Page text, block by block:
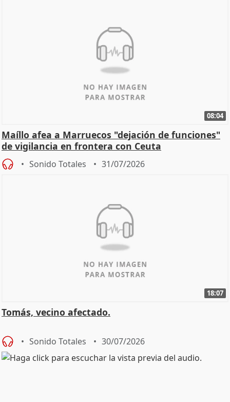
08:04
Maíllo afea a Marruecos "dejación de funciones"
de vigilancia en frontera con Ceuta
Sonido Totales 31/07/2026
18:07
Tomás, vecino afectado.
Sonido Totales 30/07/2026